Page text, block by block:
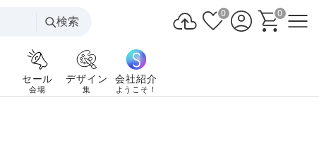
検索
0 0
セール
会場
デザイン
集
会社紹介
ようこそ！